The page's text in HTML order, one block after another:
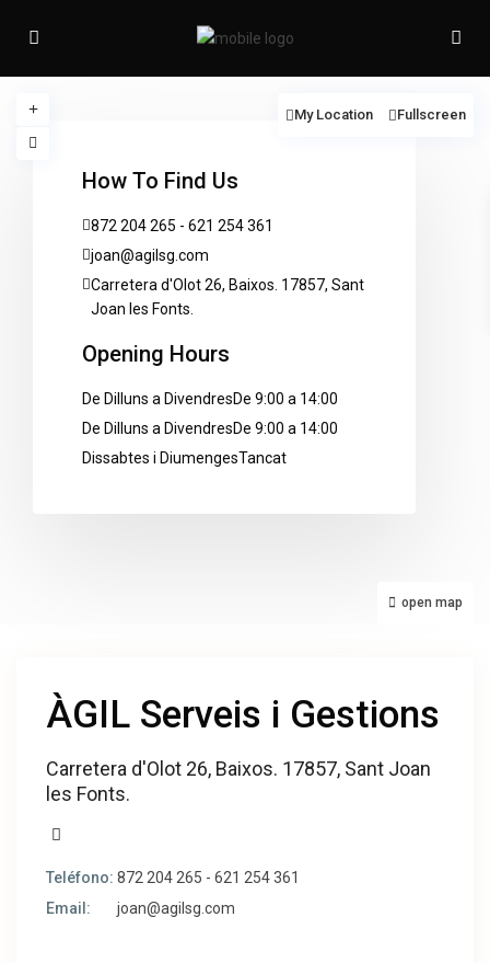
How To Find Us
872 204 265 - 621 254 361
joan@agilsg.com
Carretera d'Olot 26, Baixos. 17857, Sant
Joan les Fonts.
Opening Hours
De Dilluns a DivendresDe 9:00 a 14:00
De Dilluns a DivendresDe 9:00 a 14:00
Dissabtes i DiumengesTancat
loading...
open map
My Location Fullscreen
ÀGIL Serveis i Gestions
Carretera d'Olot 26, Baixos. 17857, Sant Joan
les Fonts.
Teléfono: 872 204 265 - 621 254 361
Email:
joan@agilsg.com